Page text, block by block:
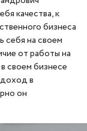
качества, к
бизнеса
себя на своем
от работы на
своем бизнесе
в
он